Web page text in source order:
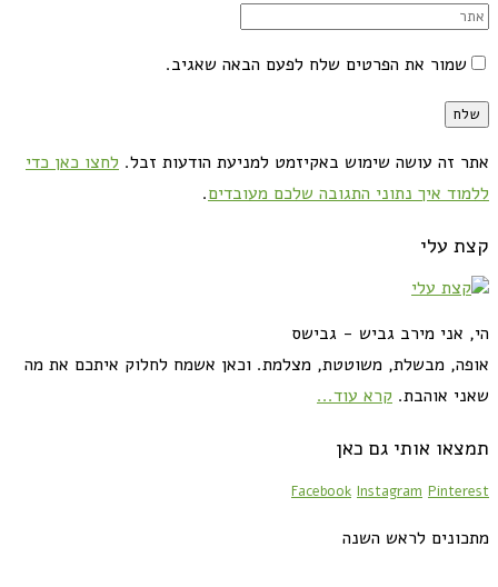
שמור את הפרטים שלח לפעם הבאה שאגיב.
אתר זה עושה שימוש באקיזמט למניעת הודעות זבל. לחצו כאן כדי
ללמוד איך נתוני התגובה שלכם מעובדים.
קצת עלי
הי, אני מירב גביש - גבישס
אופה, מבשלת, משוטטת, מצלמת. וכאן אשמח לחלוק איתכם את מה
שאני אוהבת. קרא עוד...
תמצאו אותי גם כאן
Facebook Instagram Pinterest
מתכונים לראש השנה